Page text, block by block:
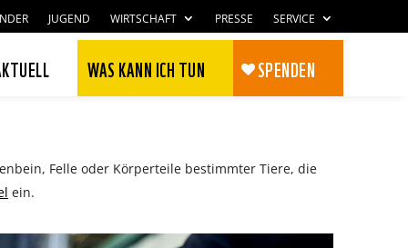
JUGEND WIRTSCHAFT PRESSE SERVICE
WAS KANN ICH TUN SPENDEN
Felle oder Körperteile bestimmter Tiere, die
ein.